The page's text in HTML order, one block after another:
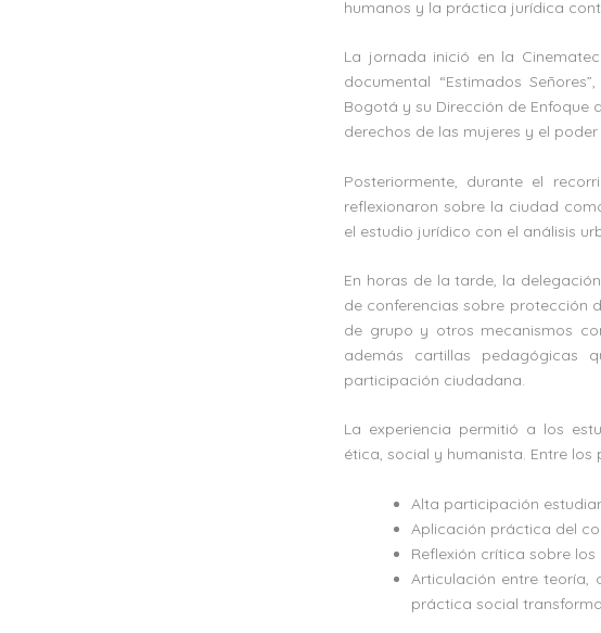
humanos y la práctica jurídica
La jornada inició en la
documental “Estimados
Bogotá y su Dirección de Enfoque
derechos de las mujeres y el
Posteriormente, durante el
reflexionaron sobre la ciudad
el estudio jurídico con el análisis
En horas de la tarde, la
de conferencias sobre protección
de grupo y otros mecanismos
además cartillas pedagógicas
participación ciudadana.
La experiencia permitió a los
ética, social y humanista. Entre
Alta participación
Aplicación práctica del
Reflexión crítica sobre
Articulación entre teoría,
práctica social